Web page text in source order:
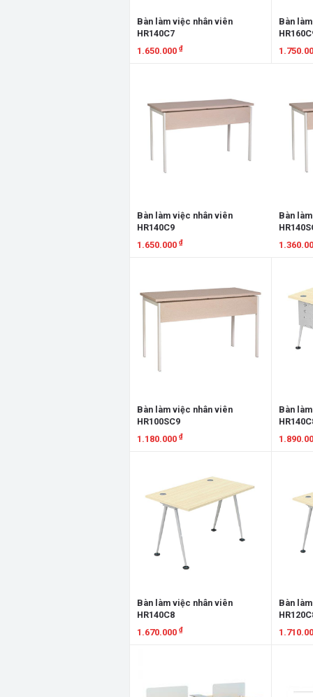
Bàn làm việc nhân viên
HR140C7
1.650.000 ₫
Bàn
Bàn làm việc nhân viên
HR140C9
1.650.000 ₫
Bàn
Bàn làm việc nhân viên
HR100SC9
1.180.000 ₫
Bàn
Bàn làm việc nhân viên
HR140C8
1.670.000 ₫
Bàn